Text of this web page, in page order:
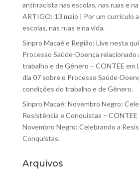
antirracista nas escolas, nas ruas e
ARTIGO: 13 maio | Por um currículo
escolas, nas ruas e na vida.
Sinpro Macaé e Região: Live nesta
Processo Saúde-Doença relacionado
trabalho e de Gênero – CONTEE em
dia 07 sobre o Processo Saúde-
condições do trabalho e de Gênero.
Sinpro Macaé: Novembro Negro:
Resistência e Conquistas – CONTEE
Novembro Negro: Celebrando a
Conquistas.
Arquivos